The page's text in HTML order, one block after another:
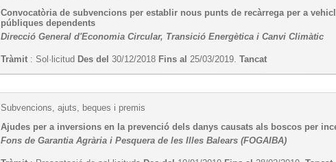
Convocatòria de subvencions per establir nous punts de recàrrega per a
públiques dependents
Direcció General d'Economia Circular, Transició Energètica i Canvi Climàtic
Tràmit : Sol·licitud Des del 30/12/2018 Fins al 25/03/2019.Tancat
Subvencions, ajuts, beques i premis
Ajudes per a inversions en la prevenció dels danys causats als boscos per
Fons de Garantia Agrària i Pesquera de les Illes Balears (FOGAIBA)